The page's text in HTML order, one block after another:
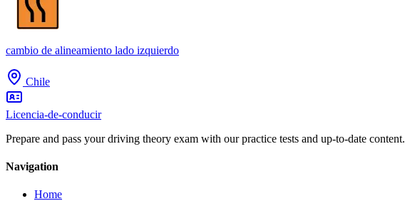
cambio de alineamiento lado izquierdo
Chile
Licencia-de-conducir
Prepare and pass your driving theory exam with our practice tests and up-to-date content.
Navigation
Home